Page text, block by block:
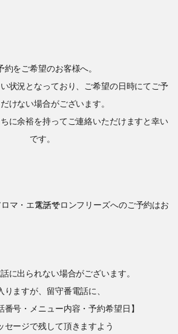
約をご希望のお客様へ。
状況となっており、ご希望の日時にてご予
けない場合がございます。
に余裕を持ってご連絡いただけますと幸い
です。
に出られない場合がございます。
りますが、留守番電話に、
番号・メニュー内容・予約希望日】
セージで残して頂きますよう